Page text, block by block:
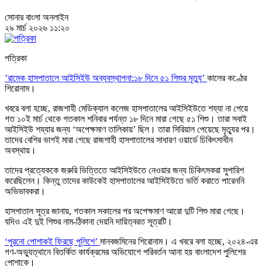
সোনার বাংলা অনলাইন
২৯ মার্চ ২০২৬ ১১:২০
পত্রিকা
‌’রামেক হাসপাতালে আইসিইউ অব্যবস্থাপনা:১৮ দিনে ৫১ শিশুর মৃত্যু’ কালের কণ্ঠের
শিরোনাম।
খবরে বলা হচ্ছে, রাজশাহী মেডিক্যাল কলেজ হাসপাতালের আইসিইউতে শয্যা না পেয়ে
গত ১০ই মার্চ থেকে গতকাল শনিবার পর্যন্ত ১৮ দিনে মারা গেছে ৫১ শিশু। তারা সবাই
আইসিইউ শয্যার জন্য ‘অপেক্ষমাণ তালিকায়’ ছিল। তারা সিরিয়াল পেয়েছে মৃত্যুর পর।
তাদের বেশির ভাগই মারা গেছে রাজশাহী হাসপাতালের সাধারণ ওয়ার্ডে চিকিৎসাধীন
অবস্থায়।
তাদের প্রত্যেককে জরুরি ভিত্তিতে আইসিইউতে নেওয়ার জন্য চিকিৎসকরা সুপারিশ
করেছিলেন। কিন্তু তাদের কাউকেই হাসপাতালের আইসিইউতে ভর্তি করাতে পারেননি
অভিভাবকরা।
হাসপাতাল সূত্র জানায়, গতকাল সকালের পর অপেক্ষমাণ আরো দুটি শিশু মারা গেছে।
যদিও এই দুই শিশুর নাম-ঠিকানা দেয়নি দায়িত্বরত সূত্রটি।
‘পুরনো পোশাকই ফিরছে পুলিশে’ মানবজমিনের শিরোনাম। এ খবরে বলা হচ্ছে, ২০২৪-এর
গণ-অভ্যুত্থানে বিতর্কিত কার্যক্রমের অভিযোগে পরিবর্তন আনা হয় বাংলাদেশ পুলিশের
পোশাকে।